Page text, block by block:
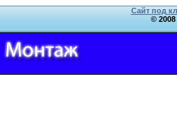
Сайт под
©